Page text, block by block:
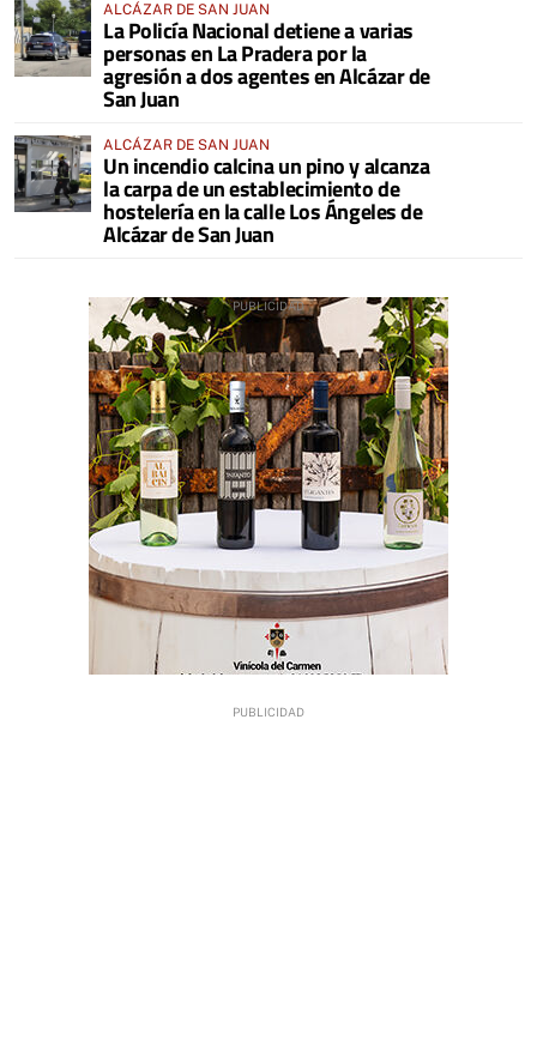
ALCÁZAR DE SAN JUAN
La Policía Nacional detiene a varias
personas en La Pradera por la
agresión a dos agentes en Alcázar de
San Juan
ALCÁZAR DE SAN JUAN
Un incendio calcina un pino y alcanza
la carpa de un establecimiento de
hostelería en la calle Los Ángeles de
Alcázar de San Juan